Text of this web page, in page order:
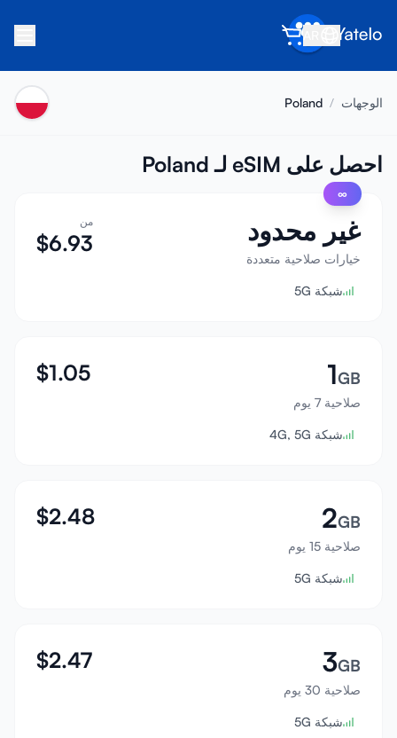
عن Yatelo
اكسب
أحل صديقاً
كن شريكاً
مركز المساعدة
توافق الأجهزة
تسجيل الدخول
الوجهات /
Poland
احصل على eSIM لـ Poland
∞
غير محدود
خيارات صلاحية متعددة
من
$6.93
شبكة 5G
1GB
صلاحية 7 يوم
$1.05
شبكة 4G, 5G
2GB
صلاحية 15 يوم
$2.48
شبكة 5G
3GB
صلاحية 30 يوم
$2.47
شبكة 5G